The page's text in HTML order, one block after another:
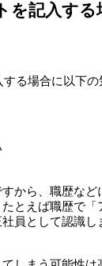
を記入する
る場合に以下の
から、職歴など
とえば職歴で
員として認識し